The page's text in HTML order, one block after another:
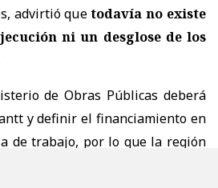
advirtió quetodavía no existe
ni un desglose de los
de Obras Públicas deberá
y definir el financiamiento en
de trabajo, por lo que la región